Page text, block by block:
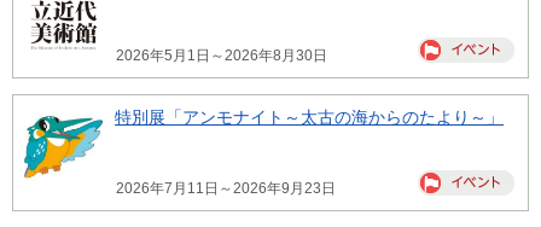
2026年5月1日～2026年8月30日
特別展「アンモナイト～太古の海からのたより～」
2026年7月11日～2026年9月23日